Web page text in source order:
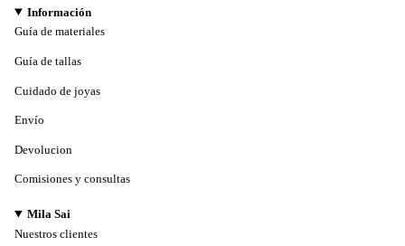
Información
Guía de materiales
Guía de tallas
Cuidado de joyas
Envío
Devolucion
Comisiones y consultas
Mila Sai
Nuestros clientes